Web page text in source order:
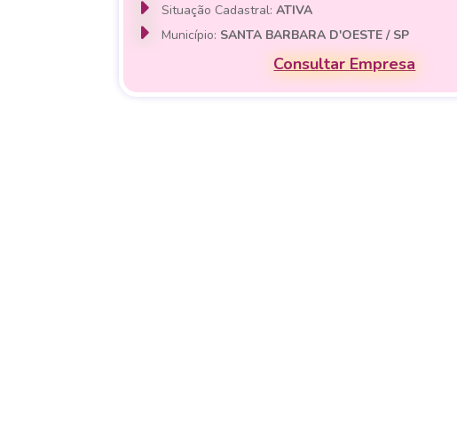
Situação Cadastral:ATIVA
Município: SANTA BARBARA D'OESTE / SP
Consultar Empresa